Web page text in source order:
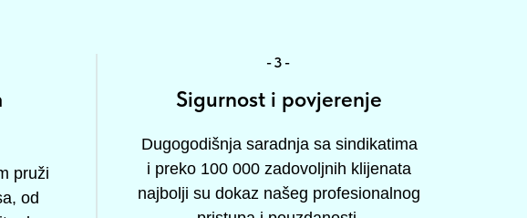
pruži
od
-3-
Sigurnost i povjerenje
Dugogodišnja saradnja sa sindikatima
i preko 100 000 zadovoljnih klijenata
najbolji su dokaz našeg profesionalnog